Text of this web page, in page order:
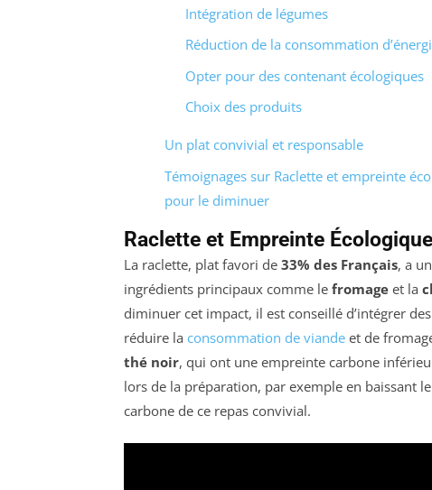
Intégration de légumes
Réduction de la consommation
Opter pour des contenant écologiques
Choix des produits
Un plat convivial et responsable
Témoignages sur Raclette et empreinte
pour le diminuer
Raclette et Empreinte Écologique
La raclette, plat favori de 33% des Français, a un
ingrédients principaux comme le fromage et la
diminuer cet impact, il est conseillé d’intégrer des
réduire la consommation de viande et de
thé noir, qui ont une empreinte carbone
lors de la préparation, par exemple en baissant
carbone de ce repas convivial.